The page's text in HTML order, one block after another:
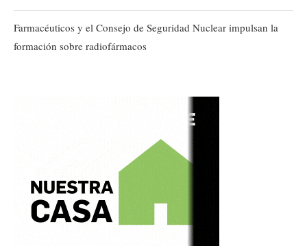
Farmacéuticos y el Consejo de Seguridad Nuclear impulsan la
formación sobre radiofármacos